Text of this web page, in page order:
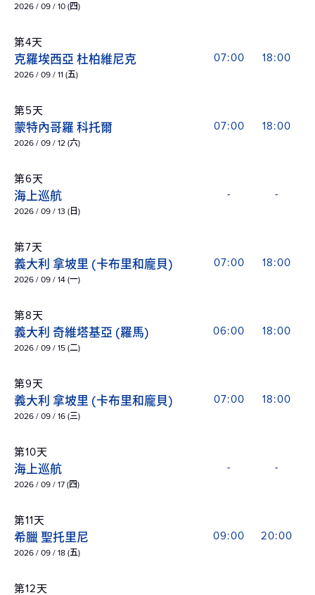
2026 / 09 / 10 (四)
第4天
克羅埃西亞 杜柏維尼克
2026 / 09 / 11 (五)
07:00 18:00
第5天
蒙特內哥羅 科托爾
2026 / 09 / 12 (六)
07:00 18:00
第6天
海上巡航
2026 / 09 / 13 (日)
- -
第7天
義大利 拿坡里 (卡布里和龐貝)
2026 / 09 / 14 (一)
07:00 18:00
第8天
義大利 奇維塔基亞 (羅馬)
2026 / 09 / 15 (二)
06:00 18:00
第9天
義大利 拿坡里 (卡布里和龐貝)
2026 / 09 / 16 (三)
07:00 18:00
第10天
海上巡航
2026 / 09 / 17 (四)
- -
第11天
希臘 聖托里尼
2026 / 09 / 18 (五)
09:00 20:00
第12天